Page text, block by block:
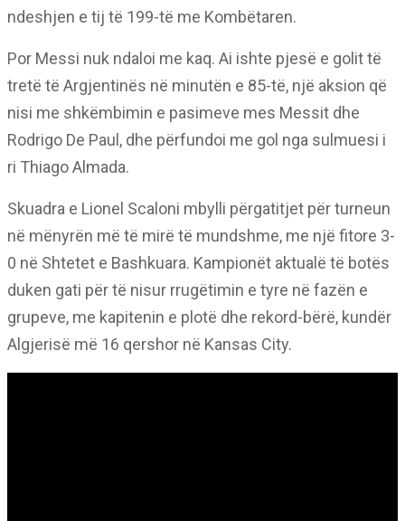
ndeshjen e tij të 199-të me Kombëtaren.
Por Messi nuk ndaloi me kaq. Ai ishte pjesë e golit të
tretë të Argjentinës në minutën e 85-të, një aksion që
nisi me shkëmbimin e pasimeve mes Messit dhe
Rodrigo De Paul, dhe përfundoi me gol nga sulmuesi i
ri Thiago Almada.
Skuadra e Lionel Scaloni mbylli përgatitjet për turneun
në mënyrën më të mirë të mundshme, me një fitore 3-
0 në Shtetet e Bashkuara. Kampionët aktualë të botës
duken gati për të nisur rrugëtimin e tyre në fazën e
grupeve, me kapitenin e plotë dhe rekord-bërë, kundër
Algjerisë më 16 qershor në Kansas City.